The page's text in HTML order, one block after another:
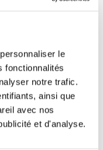
le
fonctionnalités
notre trafic.
ainsi que
avec nos
et d'analyse.
NATURE
TEXTE
VIOLON
PROJET
QUATRE
SOMMET